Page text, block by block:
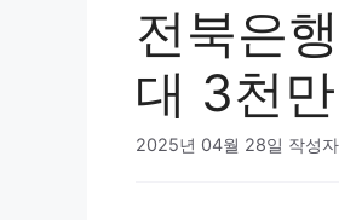
전북은
대 3천
2025년 04월 28일 작성